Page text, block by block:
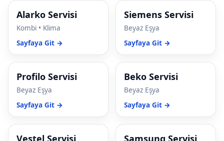
Panel
panel
panel
satın al
Alarko Servisi
Kombi • Klima
Sayfaya Git →
Siemens Servisi
Beyaz Eşya
Sayfaya Git →
Profilo Servisi
Beyaz Eşya
Sayfaya Git →
Beko Servisi
Beyaz Eşya
Sayfaya Git →
Vestel Servisi Samsung Servisi